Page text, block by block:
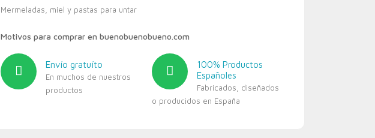
Mermeladas, miel y pastas para untar
Motivos para comprar en buenobuenobueno.com
Envío gratuíto
En muchos de nuestros
productos
100% Productos
Españoles
Fabricados, diseñados
o producidos en España